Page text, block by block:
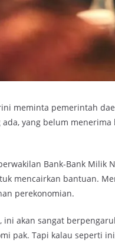
meminta pemerintah
yang belum
Bank-Bank Milik
mencairkan bantuan.
perekonomian.
akan sangat
pak. Tapi kalau seperti